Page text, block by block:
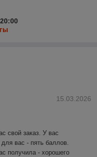
15.03.2026
свой заказ. У вас
вас - пять баллов.
получила - хорошего